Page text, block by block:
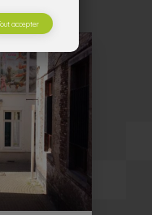
accepter